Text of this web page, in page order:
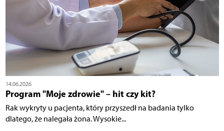
14.06.2026
Program "Moje zdrowie" – hit czy kit?
Rak wykryty u pacjenta, który przyszedł na badania tylko
dlatego, że nalegała żona. Wysokie...